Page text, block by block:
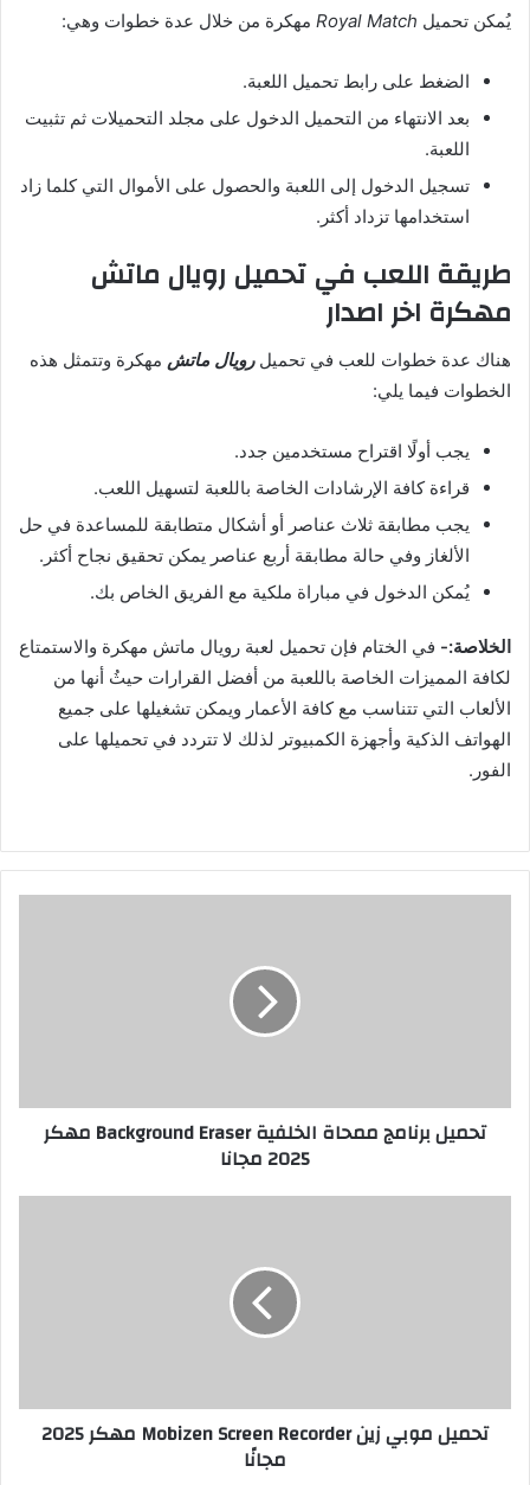
يُمكن تحميل Royal Match مهكرة من خلال عدة خطوات وهي:
الضغط على رابط تحميل اللعبة.
بعد الانتهاء من التحميل الدخول على مجلد التحميلات ثم تثبيت
اللعبة.
تسجيل الدخول إلى اللعبة والحصول على الأموال التي كلما زاد
استخدامها تزداد أكثر.
طريقة اللعب في تحميل رويال ماتش
مهكرة اخر اصدار
هناك عدة خطوات للعب في تحميلرويال ماتش مهكرة وتتمثل هذه
الخطوات فيما يلي:
يجب أولًا اقتراح مستخدمين جدد.
قراءة كافة الإرشادات الخاصة باللعبة لتسهيل اللعب.
يجب مطابقة ثلاث عناصر أو أشكال متطابقة للمساعدة في حل
الألغاز وفي حالة مطابقة أربع عناصر يمكن تحقيق نجاح أكثر.
يُمكن الدخول في مباراة ملكية مع الفريق الخاص بك.
الخلاصة:- في الختام فإن تحميل لعبة رويال ماتش مهكرة والاستمتاع
لكافة المميزات الخاصة باللعبة من أفضل القرارات حيثُ أنها من
الألعاب التي تتناسب مع كافة الأعمار ويمكن تشغيلها على جميع
الهواتف الذكية وأجهزة الكمبيوتر لذلك لا تتردد في تحميلها على
الفور.
تحميل برنامج ممحاة الخلفية Background Eraser مهكر
2025 مجانا
تحميل موبي زين Mobizen Screen Recorder مهكر 2025
مجانًا